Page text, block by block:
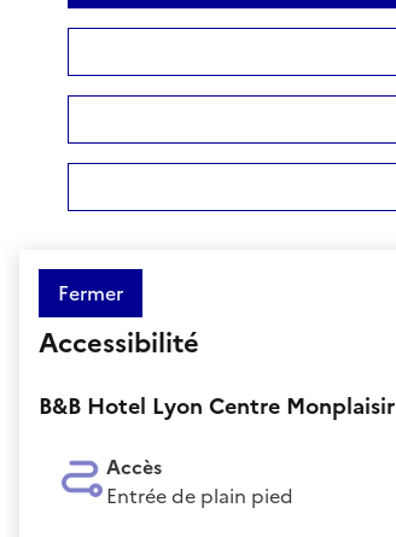
Fermer
Accessibilité
B&B Hotel Lyon Centre Monplaisir
Accès
Entrée de plain pied